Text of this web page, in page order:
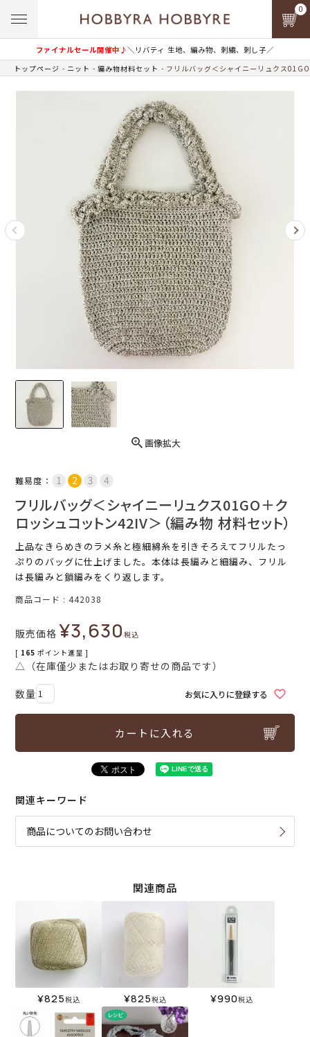
ファイナルセール開催中♪＼リバティ 生地、編み物、刺繍、刺し子／
0
トップページ ニット 編み物材料セット フリルバッグ＜シャイニーリュクス
画像拡大
難易度：
フリルバッグ＜シャイニーリュクス01GO＋ク
ロッシュコットン42IV＞（編み物 材料セット）
上品なきらめきのラメ糸と極細綿糸を引きそろえてフリルたっ
ぷりのバッグに仕上げました。本体は長編みと細編み、フリル
は長編みと鎖編みをくり返します。
商品コード 442038
販売価格 ¥3,630税込
[ 165 ポイント進呈 ]
△（在庫僅少またはお取り寄せの商品です）
お気に入りに登録する
カートに入れる
関連キーワード
商品についてのお問い合わせ
関連商品
¥825税込 ¥825税込 ¥990税込